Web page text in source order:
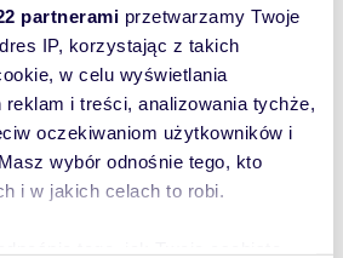
partnerami przetwarzamy Twoje
IP, korzystając z takich
w celu wyświetlania
i treści, analizowania tychże,
oczekiwaniom użytkowników i
wybór odnośnie tego, kto
i w jakich celach to robi.
w Łodzi
+ czynsz: 900 zł
Widzew, Olechów
dwupokojowego mieszkania z
ok. 51 mkw,